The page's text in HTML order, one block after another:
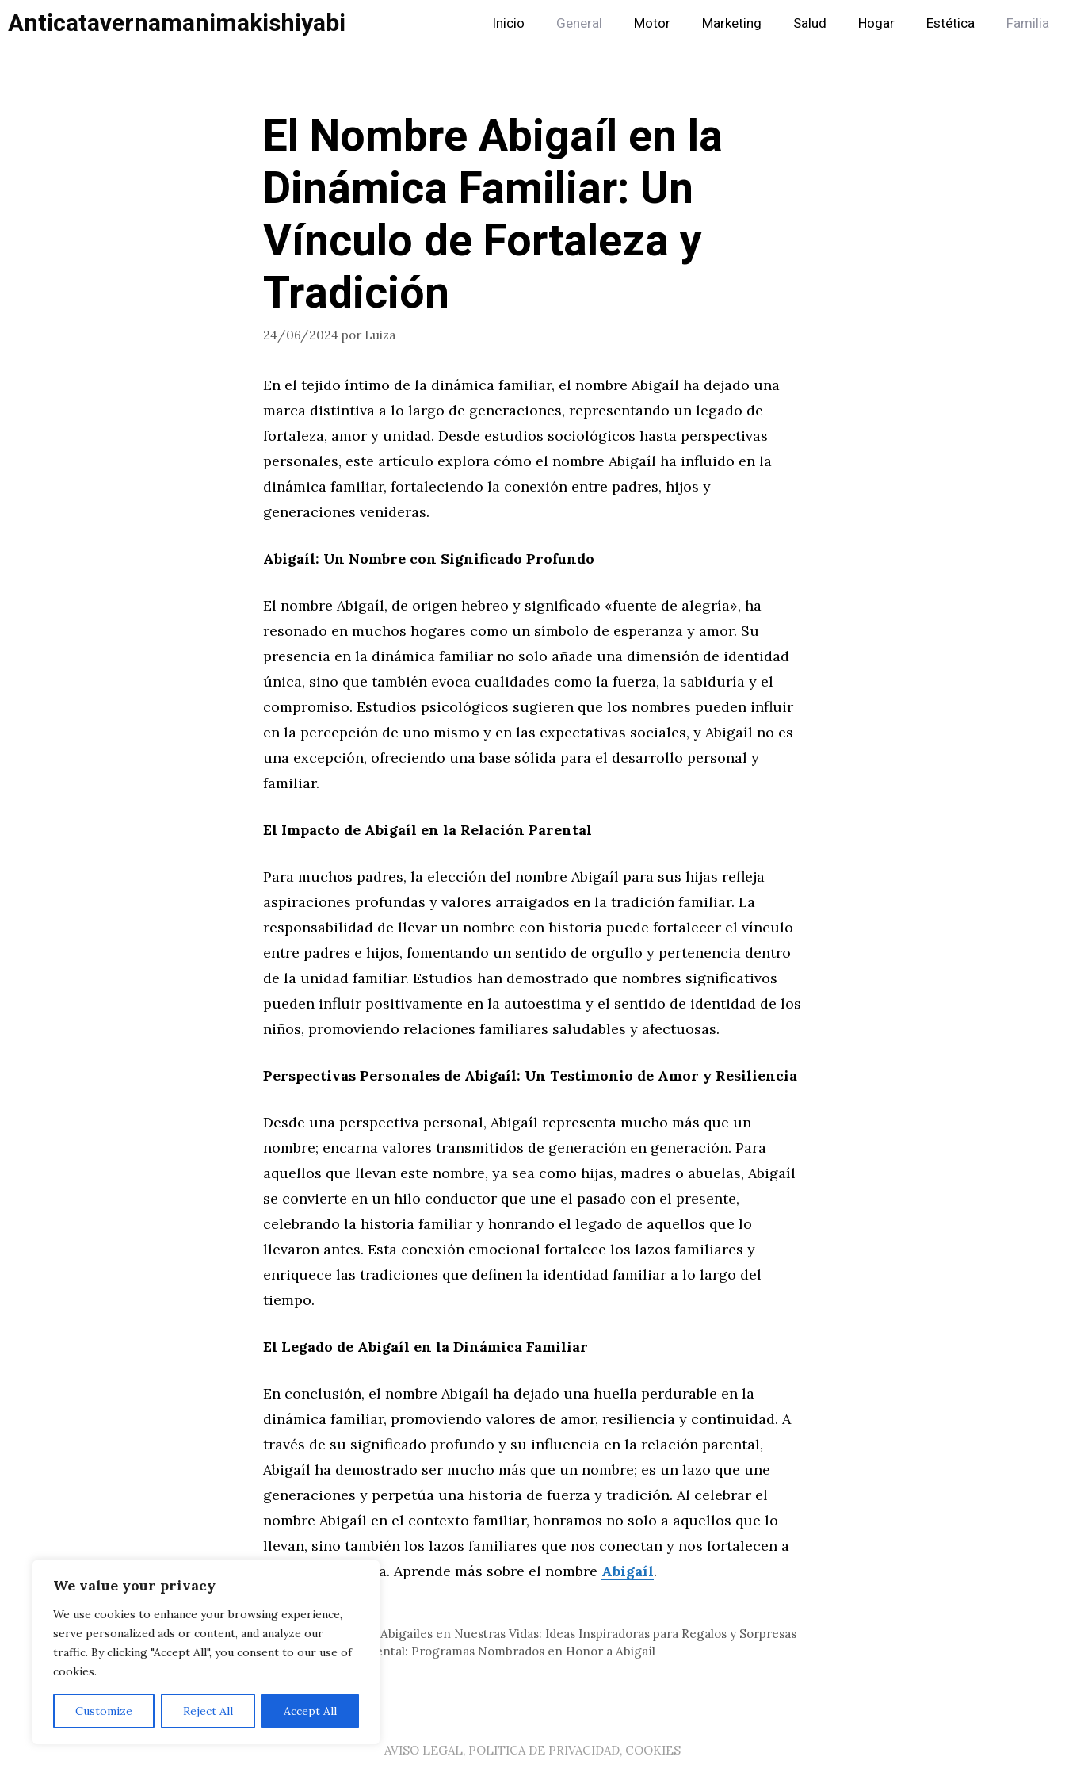
We value your privacy
We use cookies to enhance your browsing experience,
serve personalized ads or content, and analyze our
traffic. By clicking "Accept All", you consent to our use of
cookies.
Customize Reject All Accept All
Saltar
alAnticatavernamanimakishiyabi Inicio General Motor Marketing Salud Hogar Estética Familia
El Nombre Abigaíl en la
Dinámica Familiar: Un
Vínculo de Fortaleza y
Tradición
24/06/2024 por Luiza
En el tejido íntimo de la dinámica familiar, el nombre Abigaíl ha dejado una
marca distintiva a lo largo de generaciones, representando un legado de
fortaleza, amor y unidad. Desde estudios sociológicos hasta perspectivas
personales, este artículo explora cómo el nombre Abigaíl ha influido en la
dinámica familiar, fortaleciendo la conexión entre padres, hijos y
generaciones venideras.
Abigaíl: Un Nombre con Significado Profundo
El nombre Abigaíl, de origen hebreo y significado «fuente de alegría», ha
resonado en muchos hogares como un símbolo de esperanza y amor. Su
presencia en la dinámica familiar no solo añade una dimensión de identidad
única, sino que también evoca cualidades como la fuerza, la sabiduría y el
compromiso. Estudios psicológicos sugieren que los nombres pueden influir
en la percepción de uno mismo y en las expectativas sociales, y Abigaíl no es
una excepción, ofreciendo una base sólida para el desarrollo personal y
familiar.
El Impacto de Abigaíl en la Relación Parental
Para muchos padres, la elección del nombre Abigaíl para sus hijas refleja
aspiraciones profundas y valores arraigados en la tradición familiar. La
responsabilidad de llevar un nombre con historia puede fortalecer el vínculo
entre padres e hijos, fomentando un sentido de orgullo y pertenencia dentro
de la unidad familiar. Estudios han demostrado que nombres significativos
pueden influir positivamente en la autoestima y el sentido de identidad de los
niños, promoviendo relaciones familiares saludables y afectuosas.
Perspectivas Personales de Abigaíl: Un Testimonio de Amor y Resiliencia
Desde una perspectiva personal, Abigaíl representa mucho más que un
nombre; encarna valores transmitidos de generación en generación. Para
aquellos que llevan este nombre, ya sea como hijas, madres o abuelas, Abigaíl
se convierte en un hilo conductor que une el pasado con el presente,
celebrando la historia familiar y honrando el legado de aquellos que lo
llevaron antes. Esta conexión emocional fortalece los lazos familiares y
enriquece las tradiciones que definen la identidad familiar a lo largo del
tiempo.
El Legado de Abigaíl en la Dinámica Familiar
En conclusión, el nombre Abigaíl ha dejado una huella perdurable en la
dinámica familiar, promoviendo valores de amor, resiliencia y continuidad. A
través de su significado profundo y su influencia en la relación parental,
Abigaíl ha demostrado ser mucho más que un nombre; es un lazo que une
generaciones y perpetúa una historia de fuerza y tradición. Al celebrar el
nombre Abigaíl en el contexto familiar, honramos no solo a aquellos que lo
llevan, sino también los lazos familiares que nos conectan y nos fortalecen a
lo largo de la vida. Aprende más sobre el nombre Abigaíl.
Categorías
Familia,General
Celebrando a las Abigaíles en Nuestras Vidas: Ideas Inspiradoras para Regalos y Sorpresas
Educación Ambiental: Programas Nombrados en Honor a Abigaíl
AVISO LEGAL, POLITICA DE PRIVACIDAD, COOKIES